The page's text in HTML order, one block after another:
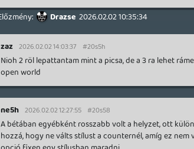
Drazse 2026.02.02 10:35:34
zaz 2026.02.02 14:03:37 #20s5h
Nioh 2 röl lepattantam mint a picsa, de a 3 ra lehet
open world
ne5h 2026.02.02 12:27:55 #20s58
A bétában egyébként rosszabb volt a helyzet, ott
hozzá, hogy ne válts stílust a counternél, amíg ez nem